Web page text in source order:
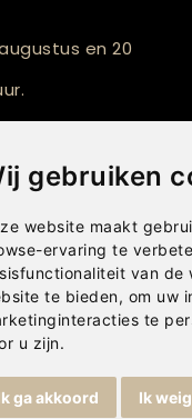
gebruiken
website maakt
ervaring te
van de
te bieden, om uw
te
u zijn.
ga akkoord Ik
en 20